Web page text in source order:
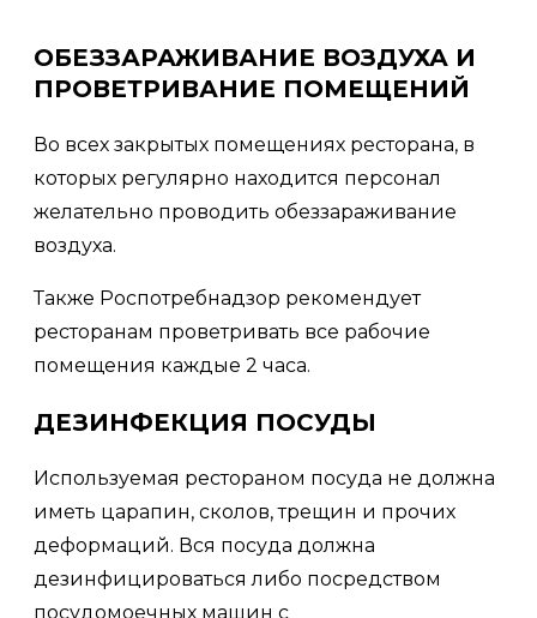
ОБЕЗЗАРАЖИВАНИЕ ВОЗДУХА И
ПРОВЕТРИВАНИЕ ПОМЕЩЕНИЙ
Во всех закрытых помещениях ресторана, в
которых регулярно находится персонал
желательно проводить обеззараживание
воздуха.
Также Роспотребнадзор рекомендует
ресторанам проветривать все рабочие
помещения каждые 2 часа.
ДЕЗИНФЕКЦИЯ ПОСУДЫ
Используемая рестораном посуда не должна
иметь царапин, сколов, трещин и прочих
деформаций. Вся посуда должна
дезинфицироваться либо посредством
посудомоечных машин с